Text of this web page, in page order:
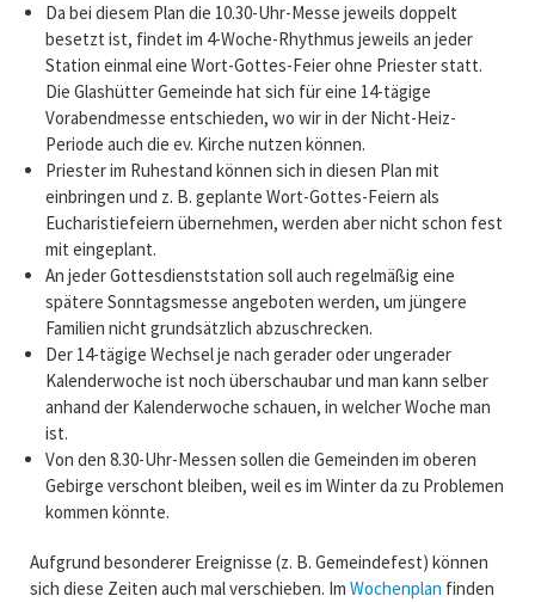
Da bei diesem Plan die 10.30-Uhr-Messe jeweils doppelt
besetzt ist, findet im 4-Woche-Rhythmus jeweils an jeder
Station einmal eine Wort-Gottes-Feier ohne Priester statt.
Die Glashütter Gemeinde hat sich für eine 14-tägige
Vorabendmesse entschieden, wo wir in der Nicht-Heiz-
Periode auch die ev. Kirche nutzen können.
Priester im Ruhestand können sich in diesen Plan mit
einbringen und z. B. geplante Wort-Gottes-Feiern als
Eucharistiefeiern übernehmen, werden aber nicht schon fest
mit eingeplant.
An jeder Gottesdienststation soll auch regelmäßig eine
spätere Sonntagsmesse angeboten werden, um jüngere
Familien nicht grundsätzlich abzuschrecken.
Der 14-tägige Wechsel je nach gerader oder ungerader
Kalenderwoche ist noch überschaubar und man kann selber
anhand der Kalenderwoche schauen, in welcher Woche man
ist.
Von den 8.30-Uhr-Messen sollen die Gemeinden im oberen
Gebirge verschont bleiben, weil es im Winter da zu Problemen
kommen könnte.
Aufgrund besonderer Ereignisse (z. B. Gemeindefest) können
sich diese Zeiten auch mal verschieben. Im Wochenplan finden